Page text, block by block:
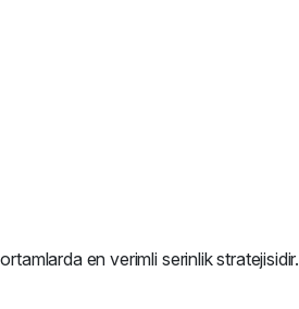
en verimli serinlik stratejisidir.